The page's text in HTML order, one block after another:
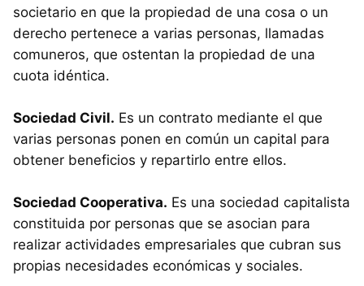
societario en que la propiedad de una cosa o un
derecho pertenece a varias personas, llamadas
comuneros, que ostentan la propiedad de una
cuota idéntica.
Sociedad Civil. Es un contrato mediante el que
varias personas ponen en común un capital para
obtener beneficios y repartirlo entre ellos.
Sociedad Cooperativa. Es una sociedad capitalista
constituida por personas que se asocian para
realizar actividades empresariales que cubran sus
propias necesidades económicas y sociales.